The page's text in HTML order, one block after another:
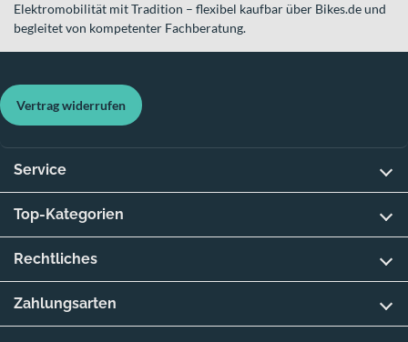
Elektromobilität mit Tradition – flexibel kaufbar über Bikes.de und
begleitet von kompetenter Fachberatung.
Vertrag widerrufen
Service
Top-Kategorien
Rechtliches
Zahlungsarten